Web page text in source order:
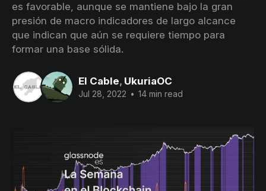
es favorable, aunque se mantiene bajo la gran
presión de macro indicadores de largo alcance
que indican que aún se requiere tiempo para
formar una base sólida.
El Cable, UkuriaOC
Jul 28, 2022 • 14 min read